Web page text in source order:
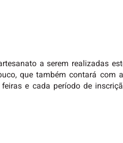
a serem realizadas
que também contará com
e cada período de